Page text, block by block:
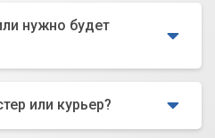
нужно будет
или курьер?